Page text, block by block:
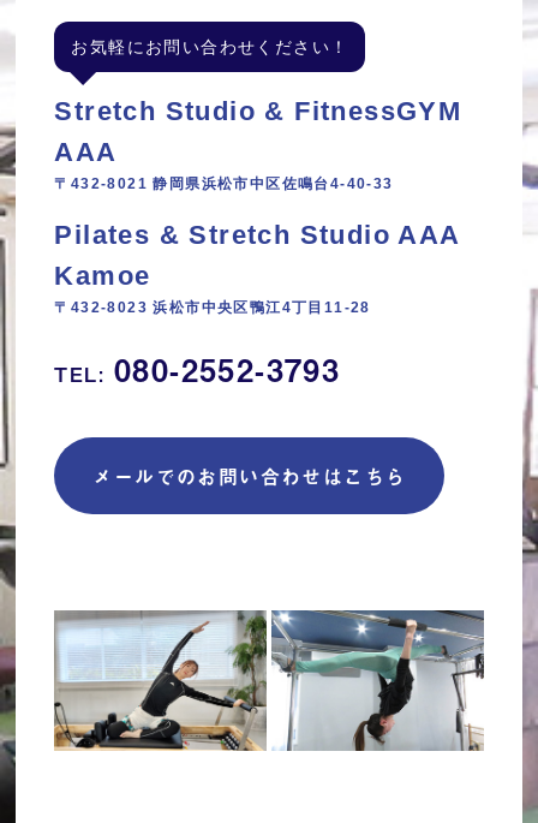
お気軽にお問い合わせください！
Stretch Studio & FitnessGYM
AAA
〒432-8021 静岡県浜松市中区佐鳴台4-40-33
Pilates & Stretch Studio AAA
Kamoe
〒432-8023 浜松市中央区鴨江4丁目11‐28
TEL: 080-2552-3793
メールでのお問い合わせはこちら